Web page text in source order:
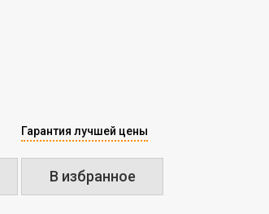
Гарантия лучшей цены
В избранное